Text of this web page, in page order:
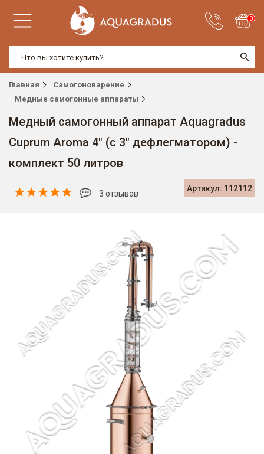
0
Главная
Самогоноварение
Медные самогонные аппараты
Медный самогонный аппарат Aquagradus
Cuprum Aroma 4" (с 3" дефлегматором) -
комплект 50 литров
Артикул: 112112
3 отзывов